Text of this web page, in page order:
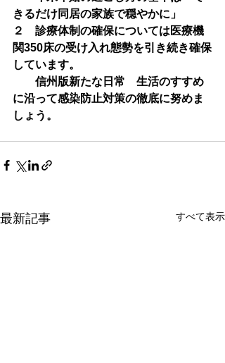
きるだけ同居の家族で穏やかに」
２　診療体制の確保については医療機
関350床の受け入れ態勢を引き続き確保
しています。
信州版新たな日常　生活のすすめ
に沿って感染防止対策の徹底に努めま
しょう。
最新記事 すべて表示